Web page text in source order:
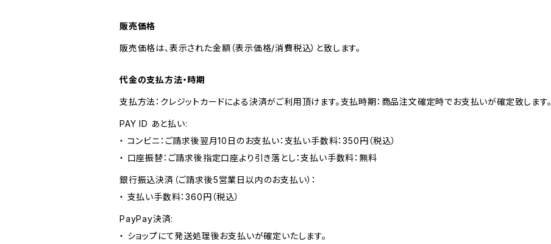
販売価格
販売価格は、表示された金額（表示価格/消費税込）と致します。
代金の支払方法・時期
支払方法：クレジットカードによる決済がご利用頂けます。支払時期：商品注文確定時でお支払いが確定致します。
PAY ID あと払い:
・ コンビニ：ご請求後翌月10日のお支払い：支払い手数料：350円（税込）
・ 口座振替：ご請求後指定口座より引き落とし：支払い手数料：無料
銀行振込決済（ご請求後5営業日以内のお支払い）：
・ 支払い手数料：360円（税込）
PayPay決済:
・ ショップにて発送処理後お支払いが確定いたします。